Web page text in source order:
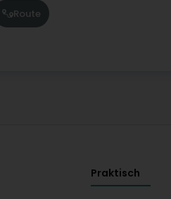
Route
Praktisch